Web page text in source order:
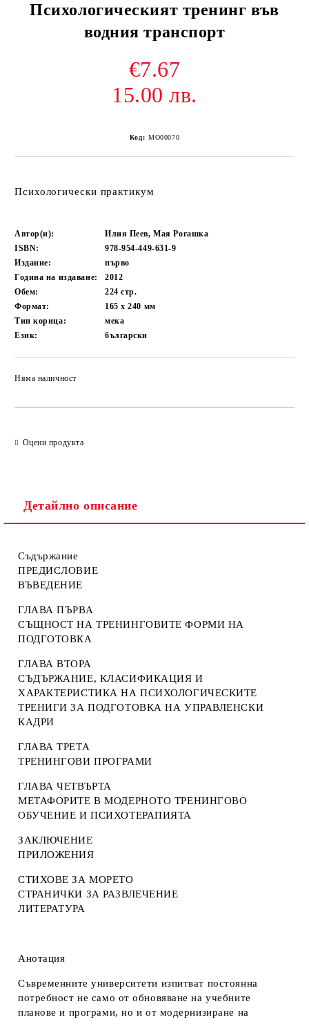
Психологическият тренинг във
водния транспорт
€7.67
15.00 лв.
Код: MO00070
Психологически практикум
Автор(и):
Илия Пеев, Мая Рогашка
ISBN:
978-954-449-631-9
Издание:
първо
Година на издаване:
2012
Обем:
224стр.
Формат:
165 x 240 мм
Тип корица:
мека
Език:
български
Няма наличност
Оцени продукта
Детайлно описание
Съдържание
ПРЕДИСЛОВИЕ
ВЪВЕДЕНИЕ
ГЛАВА ПЪРВА
СЪЩНОСТ НА ТРЕНИНГОВИТЕ ФОРМИ НА
ПОДГОТОВКА
ГЛАВА ВТОРА
СЪДЪРЖАНИЕ, КЛАСИФИКАЦИЯ И
ХАРАКТЕРИСТИКА НА ПСИХОЛОГИЧЕСКИТЕ
ТРЕНИГИ ЗА ПОДГОТОВКА НА УПРАВЛЕНСКИ
КАДРИ
ГЛАВА ТРЕТА
ТРЕНИНГОВИ ПРОГРАМИ
ГЛАВА ЧЕТВЪРТА
МЕТАФОРИТЕ В МОДЕРНОТО ТРЕНИНГОВО
ОБУЧЕНИЕ И ПСИХОТЕРАПИЯТА
ЗАКЛЮЧЕНИЕ
ПРИЛОЖЕНИЯ
СТИХОВЕ ЗА МОРЕТО
СТРАНИЧКИ ЗА РАЗВЛЕЧЕНИЕ
ЛИТЕРАТУРА
Анотация
Съвременните университети изпитват постоянна
потребност не само от обновяване на учебните
планове и програми, но и от модернизиране на